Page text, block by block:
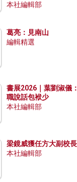
本社編輯部
葛亮：見南山
編輯精選
書展2026｜葉劉淑儀
職說話包袱少
本社編輯部
梁鏡威獲任方大副校
本社編輯部